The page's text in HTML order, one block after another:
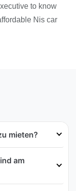
to know
Nis car
mieten?
am